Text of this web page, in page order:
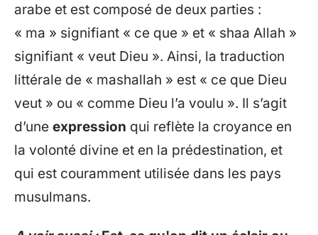
arabe et est composé de deux parties :
« ma » signifiant « ce que » et « shaa Allah »
signifiant « veut Dieu ». Ainsi, la traduction
littérale de « mashallah » est « ce que Dieu
veut » ou « comme Dieu l’a voulu ». Il s’agit
d’une expression qui reflète la croyance en
la volonté divine et en la prédestination, et
qui est couramment utilisée dans les pays
musulmans.